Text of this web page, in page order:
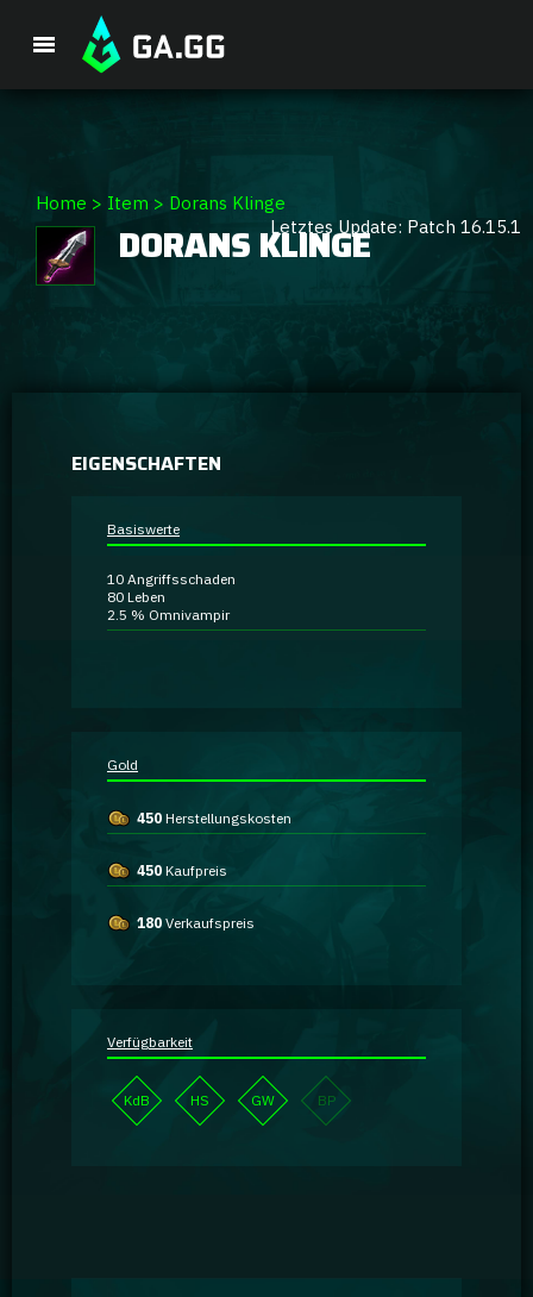
Spieler-Analyse
GA Coachie Chat
Home > Item > Dorans Klinge
Letztes Update: Patch 16.15.1
DORANS KLINGE
EIGENSCHAFTEN
Basiswerte
10 Angriffsschaden
80 Leben
2.5 % Omnivampir
Gold
450 Herstellungskosten
450 Kaufpreis
180 Verkaufspreis
Verfügbarkeit
KdB HS GW BP